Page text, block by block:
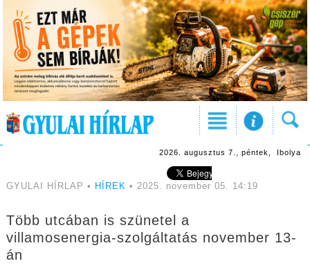
2026. augusztus 7., péntek, Ibolya
GYULAI HÍRLAP • HÍREK • 2025. november 05. 14:19
Több utcában is szünetel a
villamosenergia-szolgáltatás november 13-
án